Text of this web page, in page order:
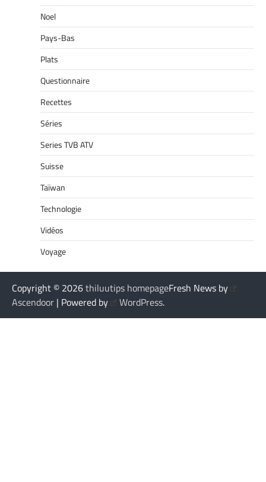
Noel
Pays-Bas
Plats
Questionnaire
Recettes
Séries
Series TVB ATV
Suisse
Taïwan
Technologie
Vidéos
Voyage
Copyright © 2026thiluutips homepageFresh News by
Ascendoor | Powered by WordPress.